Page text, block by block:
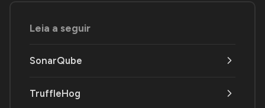
Leia a seguir
SonarQube
TruffleHog